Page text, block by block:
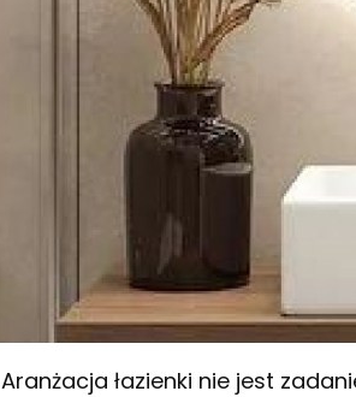
Aranżacja łazienki nie jest